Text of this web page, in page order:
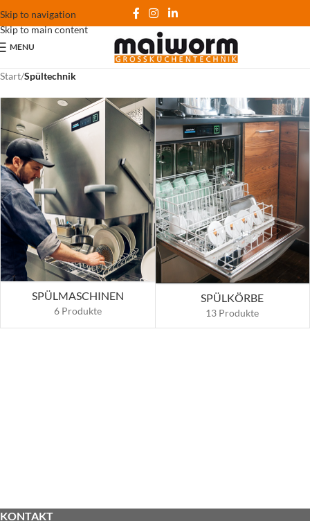
Skip to navigation
Skip to main content
MENU
Start/Spültechnik
SPÜLMASCHINEN
6 Produkte
SPÜLKÖRBE
13 Produkte
KONTAKT